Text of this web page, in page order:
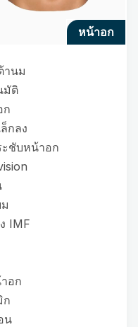
หน้าอก
านม
มัติ
ก
กลง
ะชับหน้าอก
IMF
อก
ก
น